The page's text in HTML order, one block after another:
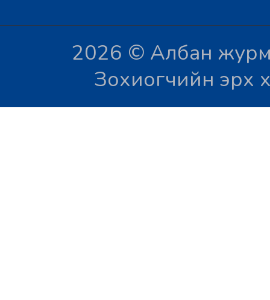
2026 © Албан
Зохиогчийн эрх